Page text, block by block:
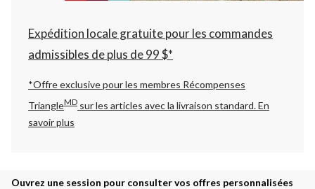
changer
Expédition locale gratuite pour les commandes
admissibles de plus de 99 $*
*Offre exclusive pour les membres Récompenses
TriangleMD sur les articles avec la livraison standard.En
savoir plus
Ouvrez une session pour consulter vos offres personnalisées